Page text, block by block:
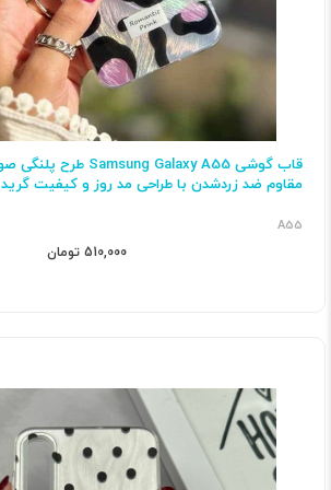
مقاوم ضد زردشدن با طراحی مد روز و کیفیت گرید A
A55
510,000 تومان